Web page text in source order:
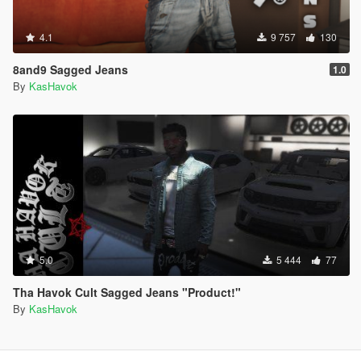
4.1 9 757 130
8and9 Sagged Jeans 1.0
By KasHavok
5.0 5 444 77
Tha Havok Cult Sagged Jeans "Product!"
By KasHavok